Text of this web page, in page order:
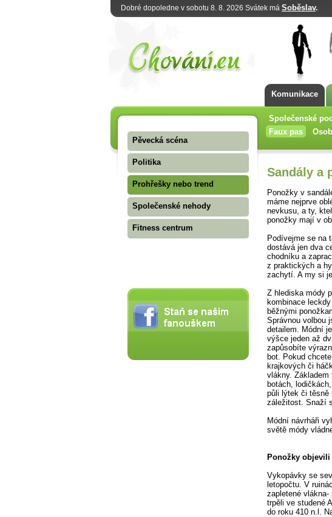
Dobré dopoledne v sobotu 8. 8. 2026 Svátek má Soběslav.
Komunikace
Společenské
Faux pas
Pěvecká scéna
Politika
Prohřešky nebo trend
Společenské nehody
Fitness centrum
Sandály a
Ponožky v
máme nejprve
nevkusu, a ty,
ponožky mají v
Podívejme se na
dostává jen dva
chodníku a
z praktických a
zachytí. A my si
Z hlediska módy
kombinace
běžnými
Správnou volbou
detailem. Módní
výšce jeden až
zapůsobíte
bot. Pokud
krajkových či
vlákny.
botách,
půli lýtek či těsně
záležitost. Snaží
Módní návrháři
světě módy
Ponožky
Vykopávky se
letopočtu. V
zapletené
trpěli ve studené
do roku 410 n.l.